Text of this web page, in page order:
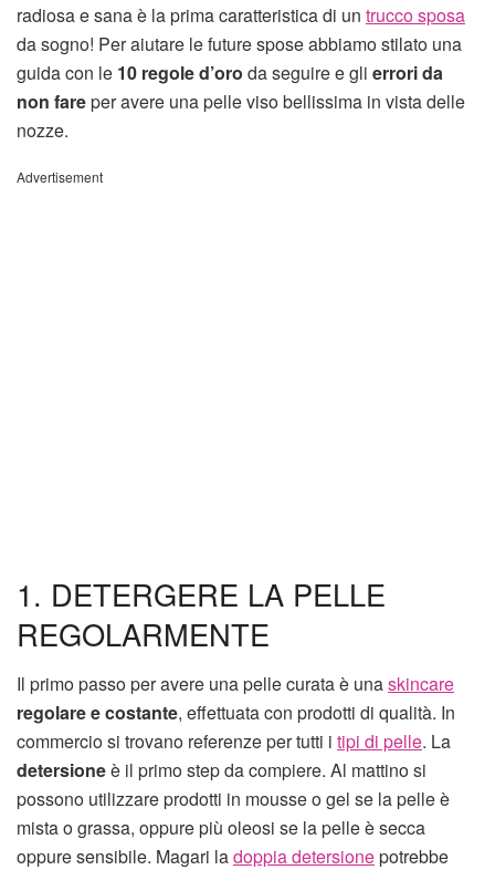
radiosa e sana è la prima caratteristica di un trucco sposa
da sogno! Per aiutare le future spose abbiamo stilato una
guida con le 10 regole d’oro da seguire e gli errori da
non fareper avere una pelle viso bellissima in vista delle
nozze.
Advertisement
1. DETERGERE LA PELLE
REGOLARMENTE
Il primo passo per avere una pelle curata è unaskincare
regolare e costante, effettuata con prodotti di qualità. In
commercio si trovano referenze per tutti i tipi di pelle. La
detersioneè il primo step da compiere. Al mattino si
possono utilizzare prodotti in mousse o gel se la pelle è
mista o grassa, oppure più oleosi se la pelle è secca
oppure sensibile. Magari ladoppia detersionepotrebbe